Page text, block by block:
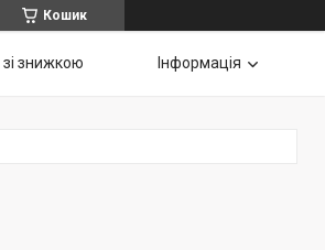
Кошик
знижкою Інформація